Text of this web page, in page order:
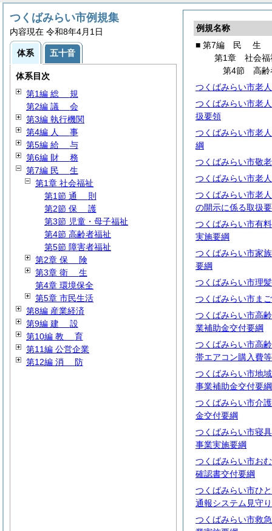
例規名称
■ 第7編
民 生
第1章 社会福
第4節 高齢
つくばみらい市老
つくばみらい市老
扱要領
つくばみらい市老
綱
つくばみらい市敬
つくばみらい市老
つくばみらい市老
の開示に係る取扱
つくばみらい市有
実施要綱
つくばみらい市家
要綱
つくばみらい市理
つくばみらい市ま
つくばみらい市高
業補助金交付要綱
つくばみらい市高
帯エアコン購入費
つくばみらい市地
事業補助金交付要綱
つくばみらい市介
金交付要綱
つくばみらい市寝
事業実施要綱
つくばみらい市お
確認書交付要綱
つくばみらい市ひ
通報システム見守
つくばみらい市救
つくばみらい市例規集
内容現在 令和8年4月1日
体系 五十音
体系目次
第1編 総 規
第2編 議 会
第3編 執行機関
第4編 人 事
第5編 給 与
第6編 財 務
第7編 民 生
第1章 社会福祉
第1節 通 則
第2節 保 護
第3節 児童・母子福祉
第4節 高齢者福祉
第5節 障害者福祉
第2章 保
険
第3章 衛 生
第4章 環境保全
第5章 市民生活
第8編 産業経済
第9編 建 設
第10編 教 育
第11編 公営企業
第12編 消 防